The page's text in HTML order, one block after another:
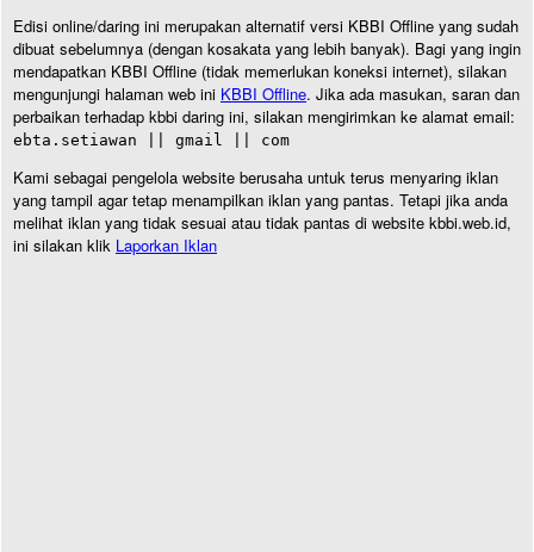
Edisi online/daring ini merupakan alternatif versi KBBI Offline yang sudah
dibuat sebelumnya (dengan kosakata yang lebih banyak). Bagi yang ingin
mendapatkan KBBI Offline (tidak memerlukan koneksi internet), silakan
mengunjungi halaman web ini KBBI Offline. Jika ada masukan, saran dan
perbaikan terhadap kbbi daring ini, silakan mengirimkan ke alamat email:
ebta.setiawan || gmail || com
Kami sebagai pengelola website berusaha untuk terus menyaring iklan
yang tampil agar tetap menampilkan iklan yang pantas. Tetapi jika anda
melihat iklan yang tidak sesuai atau tidak pantas di website kbbi.web.id,
ini silakan klik Laporkan Iklan